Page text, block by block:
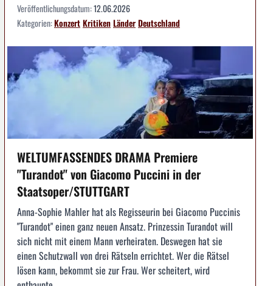
Veröffentlichungsdatum:12.06.2026
Kategorien:KonzertKritikenLänderDeutschland
WELTUMFASSENDES DRAMA Premiere
"Turandot" von Giacomo Puccini in der
Staatsoper/STUTTGART
Anna-Sophie Mahler hat als Regisseurin bei Giacomo Puccinis
"Turandot" einen ganz neuen Ansatz. Prinzessin Turandot will
sich nicht mit einem Mann verheiraten. Deswegen hat sie
einen Schutzwall von drei Rätseln errichtet. Wer die Rätsel
lösen kann, bekommt sie zur Frau. Wer scheitert, wird